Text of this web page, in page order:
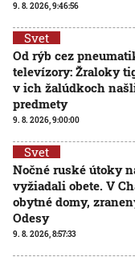
9. 8. 2026, 9:46:56
Svet
Od rýb cez
televízory: Žraloky
v ich žalúdkoch
predmety
9. 8. 2026, 9:00:00
Svet
Nočné ruské útoky
vyžiadali obete. V
obytné domy,
Odesy
9. 8. 2026, 8:57:33